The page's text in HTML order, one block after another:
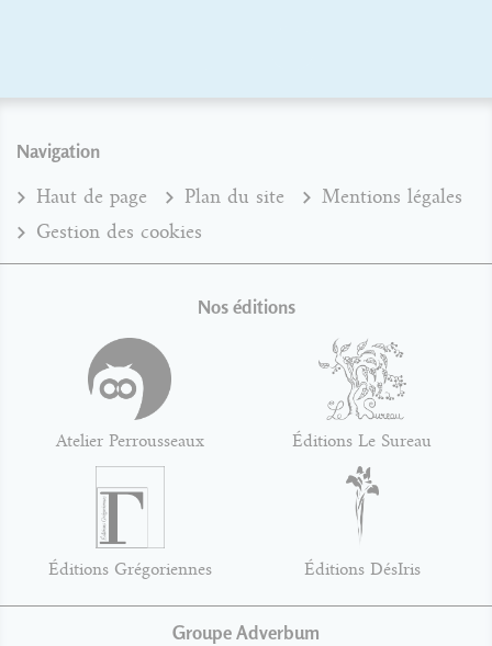
Navigation
Haut de page Plan du site
Mentions légales
Gestion des cookies
Nos éditions
Atelier Perrousseaux Éditions Le Sureau
Éditions Grégoriennes Éditions DésIris
Groupe Adverbum